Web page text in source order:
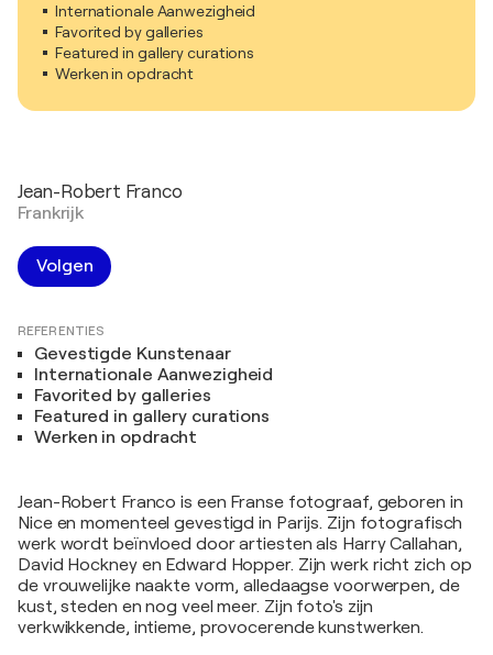
Internationale Aanwezigheid
Favorited by galleries
Featured in gallery curations
Werken in opdracht
Jean-Robert Franco
Frankrijk
Volgen
REFERENTIES
Gevestigde Kunstenaar
Internationale Aanwezigheid
Favorited by galleries
Featured in gallery curations
Werken in opdracht
Jean-Robert Franco is een Franse fotograaf, geboren in
Nice en momenteel gevestigd in Parijs. Zijn fotografisch
werk wordt beïnvloed door artiesten als Harry Callahan,
David Hockney en Edward Hopper. Zijn werk richt zich op
de vrouwelijke naakte vorm, alledaagse voorwerpen, de
kust, steden en nog veel meer. Zijn foto's zijn
verkwikkende, intieme, provocerende kunstwerken.